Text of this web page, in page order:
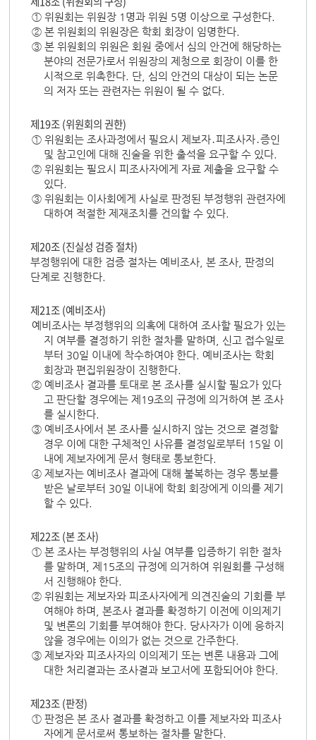
① 위원회는 위원장 1명과 위원 5명 이상으로 구성한다.
② 본 위원회의 위원장은 학회 회장이 임명한다.
③ 본 위원회의 위원은 회원 중에서 심의 안건에 해당하는
분야의 전문가로서 위원장의 제청으로 회장이 이를 한
시적으로 위촉한다. 단, 심의 안건의 대상이 되는 논문
의 저자 또는 관련자는 위원이 될 수 없다.
제19조 (위원회의 권한)
① 위원회는 조사과정에서 필요시 제보자․피조사자․증인
및 참고인에 대해 진술을 위한 출석을 요구할 수 있다.
② 위원회는 필요시 피조사자에게 자료 제출을 요구할 수
있다.
③ 위원회는 이사회에게 사실로 판정된 부정행위 관련자에
대하여 적절한 제재조치를 건의할 수 있다.
제20조 (진실성 검증 절차)
부정행위에 대한 검증 절차는 예비조사, 본 조사, 판정의
단계로 진행한다.
제21조 (예비조사)
예비조사는 부정행위의 의혹에 대하여 조사할 필요가 있는
지 여부를 결정하기 위한 절차를 말하며, 신고 접수일로
부터 30일 이내에 착수하여야 한다. 예비조사는 학회
회장과 편집위원장이 진행한다.
② 예비조사 결과를 토대로 본 조사를 실시할 필요가 있다
고 판단할 경우에는 제19조의 규정에 의거하여 본 조사
를 실시한다.
③ 예비조사에서 본 조사를 실시하지 않는 것으로 결정할
경우 이에 대한 구체적인 사유를 결정일로부터 15일 이
내에 제보자에게 문서 형태로 통보한다.
④ 제보자는 예비조사 결과에 대해 불복하는 경우 통보를
받은 날로부터 30일 이내에 학회 회장에게 이의를 제기
할 수 있다.
제22조 (본 조사)
① 본 조사는 부정행위의 사실 여부를 입증하기 위한 절차
를 말하며, 제15조의 규정에 의거하여 위원회를 구성해
서 진행해야 한다.
② 위원회는 제보자와 피조사자에게 의견진술의 기회를 부
여해야 하며, 본조사 결과를 확정하기 이전에 이의제기
및 변론의 기회를 부여해야 한다. 당사자가 이에 응하지
않을 경우에는 이의가 없는 것으로 간주한다.
③ 제보자와 피조사자의 이의제기 또는 변론 내용과 그에
대한 처리결과는 조사결과 보고서에 포함되어야 한다.
제23조 (판정)
① 판정은 본 조사 결과를 확정하고 이를 제보자와 피조사
자에게 문서로써 통보하는 절차를 말한다.